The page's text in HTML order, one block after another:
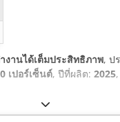
งานได้เต็มประสิทธิภาพ, ป
เปอร์เซ็นต์, ปีที่ผลิต: 2025